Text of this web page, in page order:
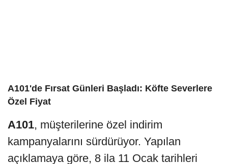
A101'de Fırsat Günleri Başladı: Köfte Severlere
Özel Fiyat
A101, müşterilerine özel indirim
kampanyalarını sürdürüyor. Yapılan
açıklamaya göre, 8 ila 11 Ocak tarihleri